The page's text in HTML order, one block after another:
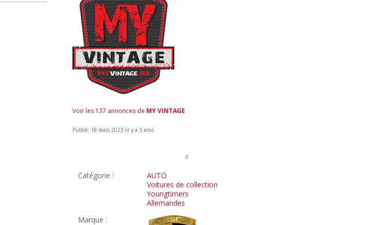
Voir les 137 annonces de MY VINTAGE
Publié: 18 mars 2023 (il y a 3 ans)
0
Catégorie :
AUTO
Voitures de collection
Youngtimers
Allemandes
Marque :